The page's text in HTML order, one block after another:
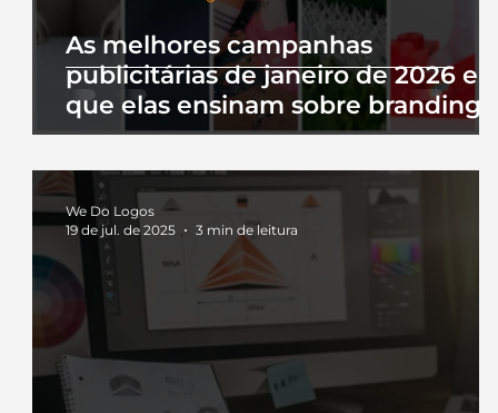
As melhores campanhas
publicitárias de janeiro de 2026 e
que elas ensinam sobre branding
We Do Logos
19 de jul. de 2025
3 min de leitura